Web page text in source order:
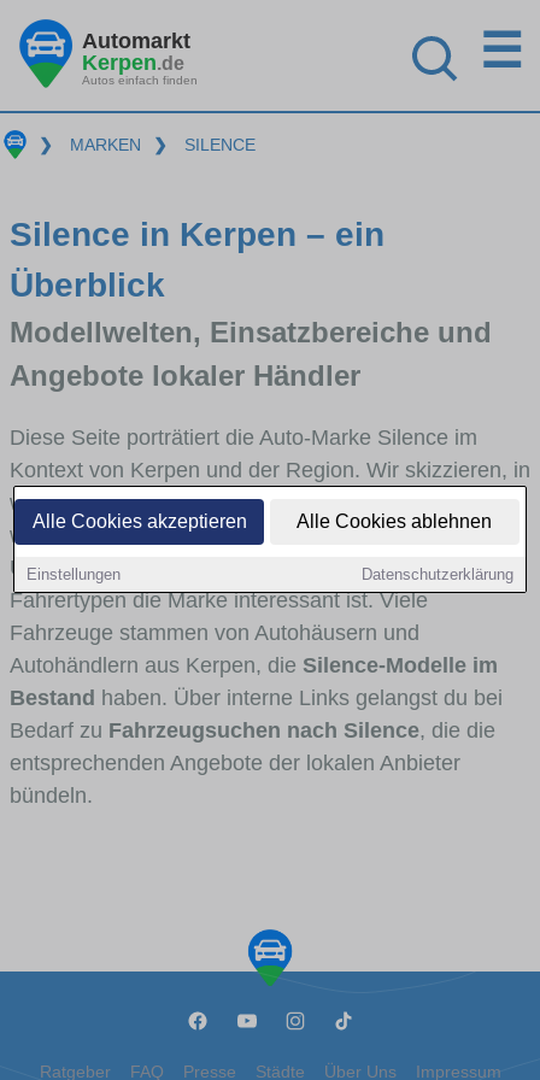
Alle Cookies akzeptieren Alle Cookies ablehnen
Einstellungen Datenschutzerklärung
Automarkt
Kerpen.de
Autos einfach finden
☰
❯ MARKEN ❯ SILENCE
Silence in Kerpen – ein
Überblick
Modellwelten, Einsatzbereiche und
Angebote lokaler Händler
Diese Seite porträtiert die Auto-Marke Silence im
Kontext von Kerpen und der Region. Wir skizzieren, in
welchen Fahrzeugklassen Silence stark vertreten ist,
welche Modellreihen häufig im Stadt- und
Umlandverkehr zu sehen sind und für welche
Fahrertypen die Marke interessant ist. Viele
Fahrzeuge stammen von Autohäusern und
Autohändlern aus Kerpen, die Silence-Modelle im
Bestand haben. Über interne Links gelangst du bei
Bedarf zu Fahrzeugsuchen nach Silence, die die
entsprechenden Angebote der lokalen Anbieter
bündeln.
Ratgeber FAQ Presse Städte Über Uns Impressum